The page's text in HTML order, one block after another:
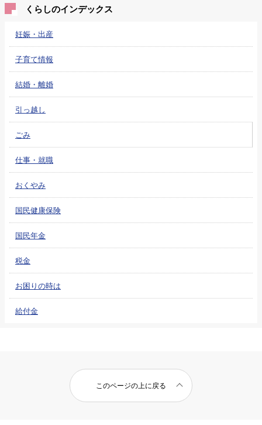
くらしのインデックス
妊娠・出産
子育て情報
結婚・離婚
引っ越し
ごみ
仕事・就職
おくやみ
国民健康保険
国民年金
税金
お困りの時は
給付金
このページの上に戻る